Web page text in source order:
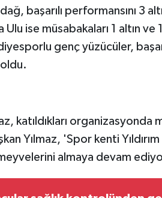
başarılı performansını 3
ise müsabakaları 1 altın ve
genç yüzücüler,
oldu.
katıldıkları organizasyonda
Yılmaz, 'Spor kenti
almaya devam